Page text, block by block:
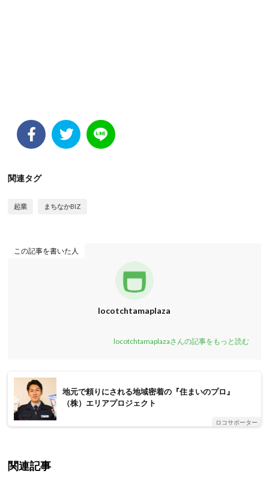
関連タグ
起業 まちなかBIZ
この記事を書いた人
locotchtamaplaza
locotchtamaplazaさんの記事をもっと読む
地元で頼りにされる地域密着の『住まいのプロ』
（株）エリアプロジェクト
ロコサポーター
関連記事